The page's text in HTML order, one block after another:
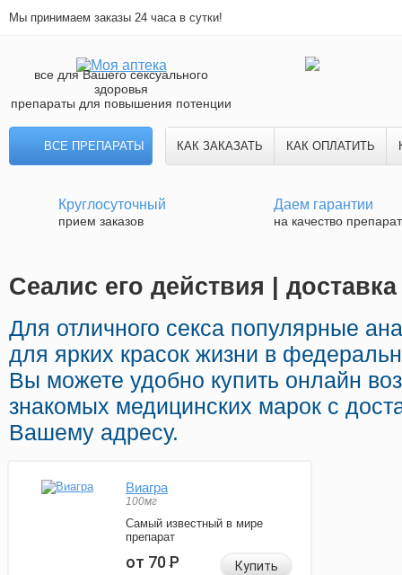
Мы принимаем заказы 24 часа в сутки!
все для Вашего сексуального
здоровья
препараты для повышения потенции
ВСЕ ПРЕПАРАТЫ КАК ЗАКАЗАТЬ КАК ОПЛАТИТЬ
Круглосуточный
прием заказов
Даем гарантии
на качество
Сеалис его действия |
Для отличного секса популярные
для ярких красок жизни в
Вы можете удобно купить онлайн
знакомых медицинских марок с
Вашему адресу.
Виагра
100мг
Самый известный в мире
препарат
от 70Р Купить